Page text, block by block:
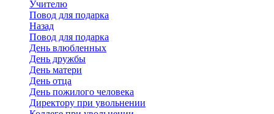
Учителю
Повод для подарка
Назад
Повод для подарка
День влюбленных
День дружбы
День матери
День отца
День пожилого человека
Директору при увольнении